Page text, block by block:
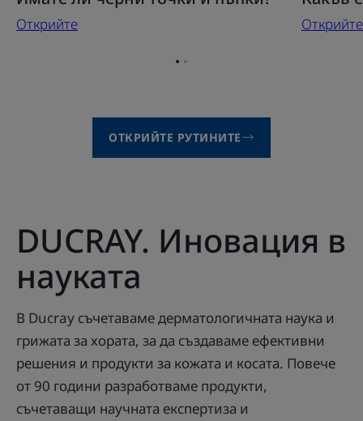
Открийте Открийте
Отидете
1
Отидете
2
ОТКРИЙТЕ РУТИНИТЕ
DUCRAY. Иновация в
науката
В Ducray съчетаваме дерматологичната наука и
грижата за хората, за да създаваме ефективни
решения и продукти за кожата и косата. Повече
от 90 години разработваме продукти,
съчетаващи научната експертиза и